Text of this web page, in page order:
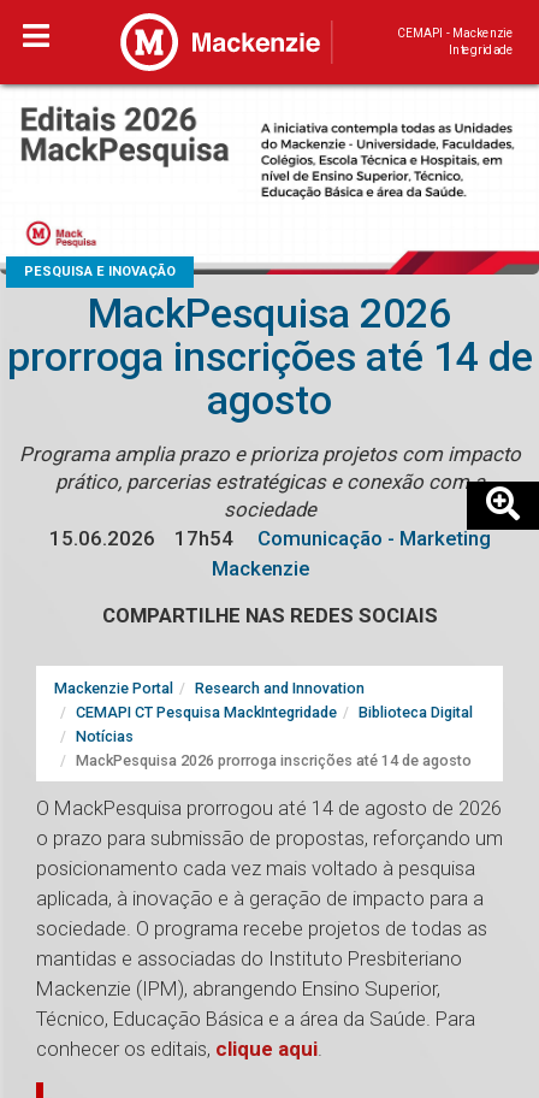
CEMAPI - Mackenzie
Integridade
PESQUISA E INOVAÇÃO
MackPesquisa 2026
prorroga inscrições até 14 de
agosto
Programa amplia prazo e prioriza projetos com impacto
prático, parcerias estratégicas e conexão com a
sociedade
15.06.2026
17h54
Comunicação - Marketing
Mackenzie
COMPARTILHE NAS REDES SOCIAIS
Mackenzie Portal
Research and Innovation
CEMAPI CT Pesquisa MackIntegridade
Biblioteca Digital
Notícias
MackPesquisa 2026 prorroga inscrições até 14 de agosto
O MackPesquisa prorrogou até 14 de agosto de 2026
o prazo para submissão de propostas, reforçando um
posicionamento cada vez mais voltado à pesquisa
aplicada, à inovação e à geração de impacto para a
sociedade. O programa recebe projetos de todas as
mantidas e associadas do Instituto Presbiteriano
Mackenzie (IPM), abrangendo Ensino Superior,
Técnico, Educação Básica e a área da Saúde. Para
conhecer os editais, clique aqui.